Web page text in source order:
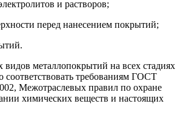
и растворов;
перед нанесением покрытий;
видов металлопокрытий на всех стадиях
соответствовать требованиям ГОСТ
Межотраслевых правил по охране
химических веществ и настоящих